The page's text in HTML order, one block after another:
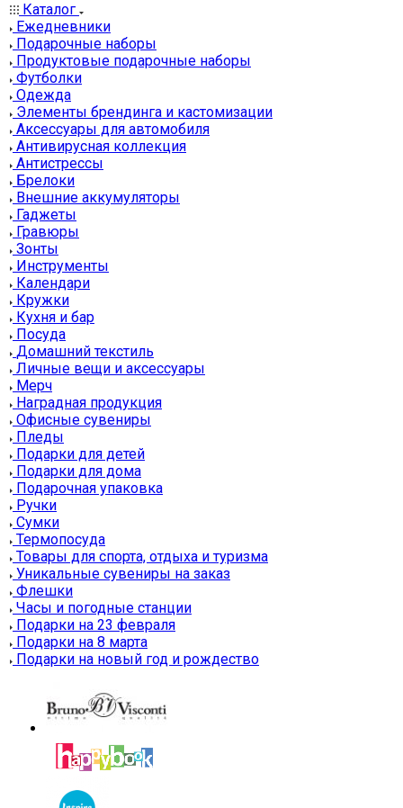
Каталог
Ежедневники
Подарочные наборы
Продуктовые подарочные наборы
Футболки
Одежда
Элементы брендинга и кастомизации
Аксессуары для автомобиля
Антивирусная коллекция
Антистрессы
Брелоки
Внешние аккумуляторы
Гаджеты
Гравюры
Зонты
Инструменты
Календари
Кружки
Кухня и бар
Посуда
Домашний текстиль
Личные вещи и аксессуары
Мерч
Наградная продукция
Офисные сувениры
Пледы
Подарки для детей
Подарки для дома
Подарочная упаковка
Ручки
Сумки
Термопосуда
Товары для спорта, отдыха и туризма
Уникальные сувениры на заказ
Флешки
Часы и погодные станции
Подарки на 23 февраля
Подарки на 8 марта
Подарки на новый год и рождество